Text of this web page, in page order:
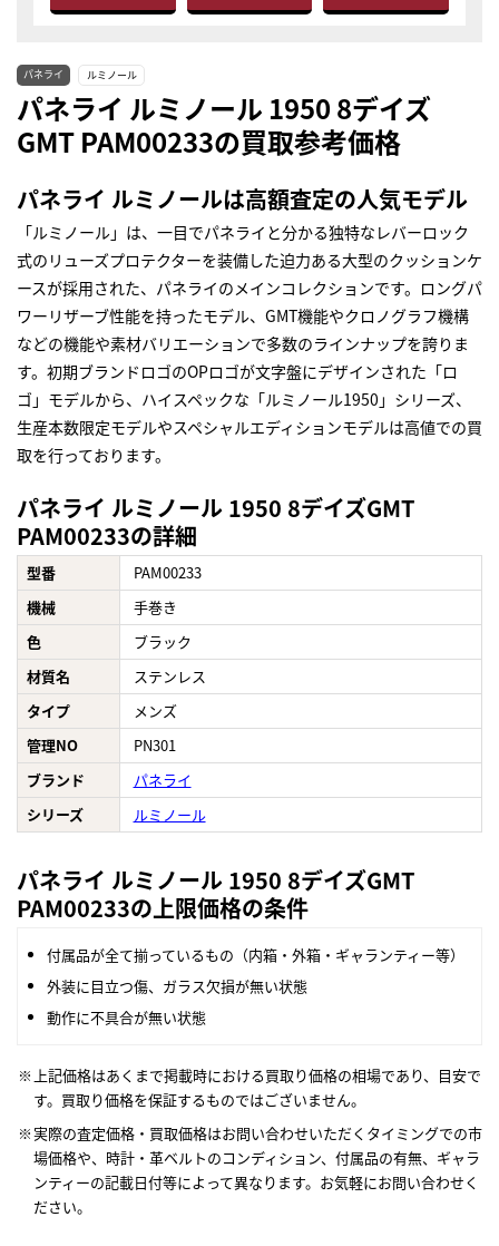
パネライ ルミノール
パネライ ルミノール 1950 8デイズ
GMT PAM00233の買取参考価格
パネライ ルミノールは高額査定の人気モデル
「ルミノール」は、一目でパネライと分かる独特なレバーロック
式のリューズプロテクターを装備した迫力ある大型のクッションケ
ースが採用された、パネライのメインコレクションです。ロングパ
ワーリザーブ性能を持ったモデル、GMT機能やクロノグラフ機構
などの機能や素材バリエーションで多数のラインナップを誇りま
す。初期ブランドロゴのOPロゴが文字盤にデザインされた「ロ
ゴ」モデルから、ハイスペックな「ルミノール1950」シリーズ、
生産本数限定モデルやスペシャルエディションモデルは高値での買
取を行っております。
パネライ ルミノール 1950 8デイズGMT
PAM00233の詳細
型番
PAM00233
機械
手巻き
色
ブラック
材質名
ステンレス
タイプ
メンズ
管理NO
PN301
ブランド
パネライ
シリーズ
ルミノール
パネライ ルミノール 1950 8デイズGMT
PAM00233の上限価格の条件
付属品が全て揃っているもの（内箱・外箱・ギャランティー等）
外装に目立つ傷、ガラス欠損が無い状態
動作に不具合が無い状態
上記価格はあくまで掲載時における買取り価格の相場であり、目安で
す。買取り価格を保証するものではございません。
実際の査定価格・買取価格はお問い合わせいただくタイミングでの市
場価格や、時計・革ベルトのコンディション、付属品の有無、ギャラ
ンティーの記載日付等によって異なります。お気軽にお問い合わせく
ださい。